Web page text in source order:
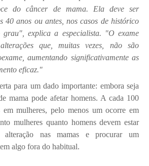
do câncer de mama. Ela deve ser
40 anos ou antes, nos casos de histórico
explica a especialista. "O exame
que, muitas vezes, não são
aumentando significativamente as
eficaz."
para um dado importante: embora seja
mama pode afetar homens. A cada 100
em mulheres, pelo menos um ocorre em
mulheres quanto homens devem estar
alteração nas mamas e procurar um
algo fora do habitual.